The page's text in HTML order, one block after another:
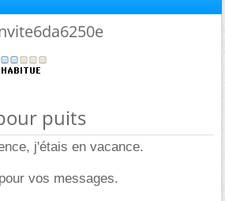
puits
j'étais en vacance.
vos messages.